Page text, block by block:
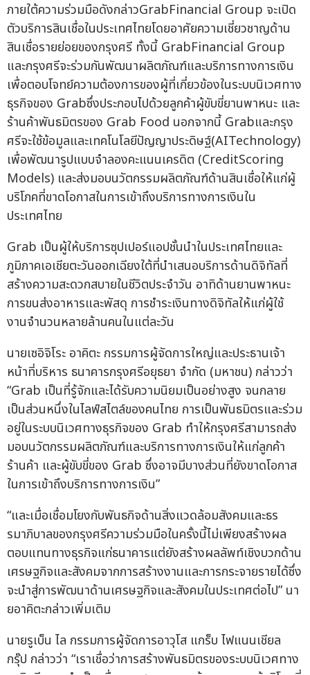
ภายใต้ความร่วมมือดังกล่าวGrabFinancial Group จะเปิด
ตัวบริการสินเชื่อในประเทศไทยโดยอาศัยความเชี่ยวชาญด้าน
สินเชื่อรายย่อยของกรุงศรี ทั้งนี้ GrabFinancial Group
และกรุงศรีจะร่วมกันพัฒนาผลิตภัณฑ์และบริการทางการเงิน
เพื่อตอบโจทย์ความต้องการของผู้ที่เกี่ยวข้องในระบบนิเวศทาง
ธุรกิจของ Grabซึ่งประกอบไปด้วยลูกค้าผู้ขับขี่ยานพาหนะ และ
ร้านค้าพันธมิตรของ Grab Food นอกจากนี้ Grabและกรุง
ศรีจะใช้ข้อมูลและเทคโนโลยีปัญญาประดิษฐ์(AITechnology)
เพื่อพัฒนารูปแบบจำลองคะแนนเครดิต (CreditScoring
Models) และส่งมอบนวัตกรรมผลิตภัณฑ์ด้านสินเชื่อให้แก่ผู้
บริโภคที่ขาดโอกาสในการเข้าถึงบริการทางการเงินใน
ประเทศไทย
Grab เป็นผู้ให้บริการซุปเปอร์แอปชั้นนำในประเทศไทยและ
ภูมิภาคเอเชียตะวันออกเฉียงใต้ที่นำเสนอบริการด้านดิจิทัลที่
สร้างความสะดวกสบายในชีวิตประจำวัน อาทิด้านยานพาหนะ
การขนส่งอาหารและพัสดุ การชำระเงินทางดิจิทัลให้แก่ผู้ใช้
งานจำนวนหลายล้านคนในแต่ละวัน
นายเซอิจิโระ อาคิตะ กรรมการผู้จัดการใหญ่และประธานเจ้า
หน้าที่บริหาร ธนาคารกรุงศรีอยุธยา จำกัด (มหาชน) กล่าวว่า
“Grab เป็นที่รู้จักและได้รับความนิยมเป็นอย่างสูง จนกลาย
เป็นส่วนหนึ่งในไลฟ์สไตล์ของคนไทย การเป็นพันธมิตรและร่วม
อยู่ในระบบนิเวศทางธุรกิจของ Grab ทำให้กรุงศรีสามารถส่ง
มอบนวัตกรรมผลิตภัณฑ์และบริการทางการเงินให้แก่ลูกค้า
ร้านค้า และผู้ขับขี่ของ Grab ซึ่งอาจมีบางส่วนที่ยังขาดโอกาส
ในการเข้าถึงบริการทางการเงิน”
“และเมื่อเชื่อมโยงกับพันธกิจด้านสิ่งแวดล้อมสังคมและธร
รมาภิบาลของกรุงศรีความร่วมมือในครั้งนี้ไม่เพียงสร้างผล
ตอบแทนทางธุรกิจแก่ธนาคารแต่ยังสร้างผลลัพท์เชิงบวกด้าน
เศรษฐกิจและสังคมจากการสร้างงานและการกระจายรายได้ซึ่ง
จะนำสู่การพัฒนาด้านเศรษฐกิจและสังคมในประเทศต่อไป” นา
ยอาคิตะกล่าวเพิ่มเติม
นายรูเบ็น ไล กรรมการผู้จัดการอาวุโส แกร็บ ไฟแนนเชียล
กรุ๊ป กล่าวว่า “เราเชื่อว่าการสร้างพันธมิตรของระบบนิเวศทาง